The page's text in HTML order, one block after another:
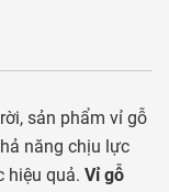
sản phẩm vỉ gỗ
năng chịu lực
hiệu quả. Vỉ gỗ